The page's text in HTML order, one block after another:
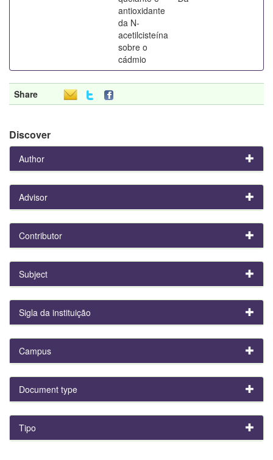
antioxidante
da N-
acetilcisteína
sobre o
cádmio
Share
Discover
Author
Advisor
Contributor
Subject
Sigla da instituição
Campus
Document type
Tipo